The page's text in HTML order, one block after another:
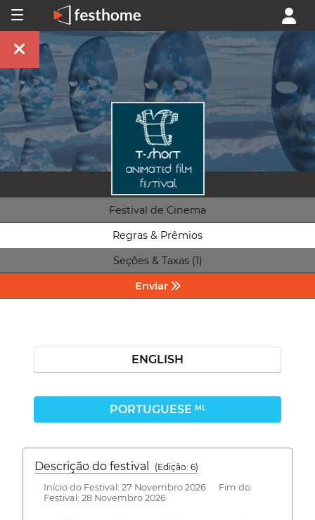
Festival de Cinema
Regras & Prêmios
Seções & Taxas (1)
Enviar
ENGLISH
PORTUGUESE ML
Descrição do festival
(Edição: 6)
Início do Festival: 27 Novembro 2026 Fim do
Festival: 28 Novembro 2026